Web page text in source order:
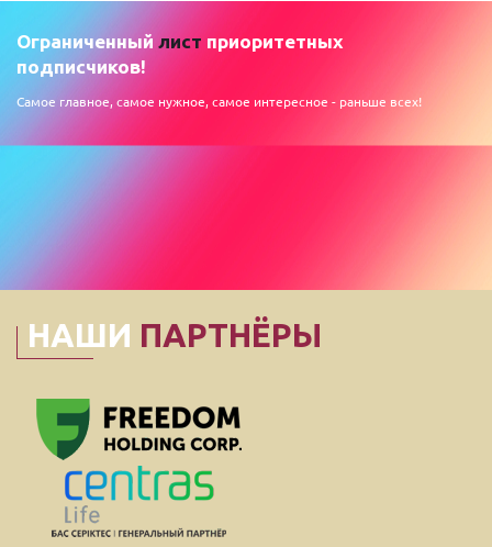
Ограниченный лист приоритетных
подписчиков!
Самое главное, самое нужное, самое интересное - раньше всех!
НАШИ ПАРТНЁРЫ